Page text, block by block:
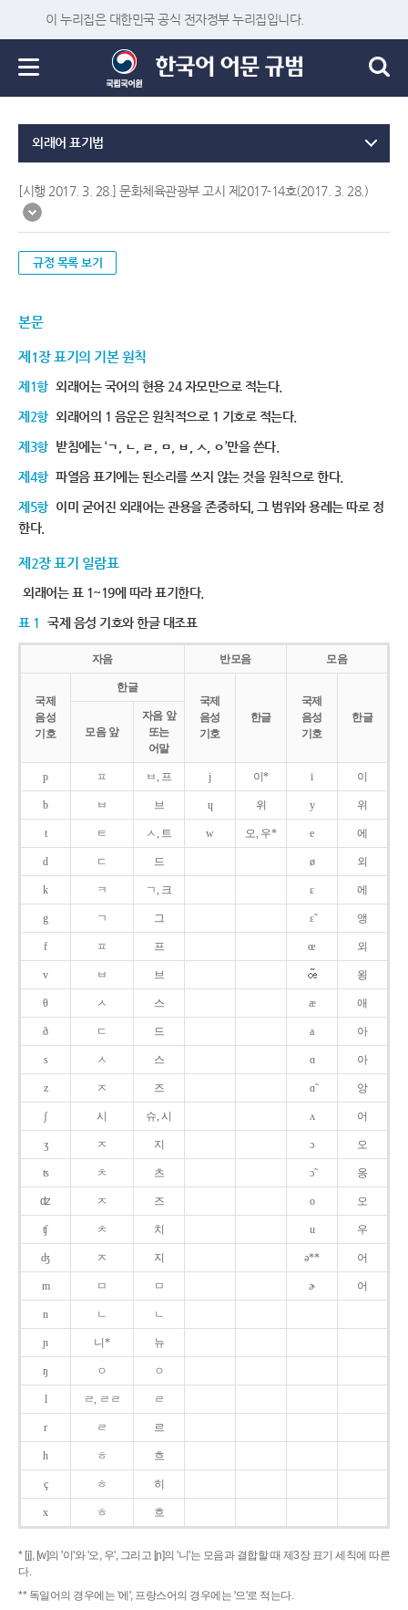
이 누리집은 대한민국 공식 전자정부 누리집입니다.
외래어 표기법
[시행 2017. 3. 28.] 문화체육관광부 고시 제2017-14호(2017. 3. 28.)
규정 목록 보기
본문
제1장 표기의 기본 원칙
제1항 외래어는 국어의 현용 24 자모만으로 적는다.
제2항 외래어의 1 음운은 원칙적으로 1 기호로 적는다.
제3항 받침에는 ‘ㄱ, ㄴ, ㄹ, ㅁ, ㅂ, ㅅ, ㅇ’만을 쓴다.
제4항 파열음 표기에는 된소리를 쓰지 않는 것을 원칙으로 한다.
제5항 이미 굳어진 외래어는 관용을 존중하되, 그 범위와 용례는 따로 정
한다.
제2장 표기 일람표
외래어는 표 1~19에 따라 표기한다.
표 1 국제 음성 기호와 한글 대조표
자음 반모음 모음
국제
음성
기호
한글
국제
음성
기호
한글
국제
음성
기호
한글
모음 앞
자음 앞
또는
어말
p ㅍ ㅂ, 프 j 이* i 이
b ㅂ 브 ɥ 위 y 위
t ㅌ ㅅ, 트 w 오, 우* e 에
d ㄷ 드 ø 외
k ㅋ ㄱ, 크 ɛ 에
g ㄱ 그 ɛ̃ 앵
f ㅍ 프 œ 외
v ㅂ 브 욍
θ ㅅ 스 æ 애
ð ㄷ 드 a 아
s ㅅ 스 ɑ 아
z ㅈ 즈 ɑ̃ 앙
ʃ 시 슈, 시 ʌ 어
ʒ ㅈ 지 ɔ 오
ʦ ㅊ 츠 ɔ̃ 옹
ʣ ㅈ 즈 o 오
ʧ ㅊ 치 u 우
ʤ ㅈ 지 ə** 어
m ㅁ ㅁ ɚ 어
n ㄴ ㄴ
ɲ 니* 뉴
ŋ ㅇ ㅇ
l ㄹ, ㄹㄹ ㄹ
r ㄹ 르
h ㅎ 흐
ç ㅎ 히
x ㅎ 흐
* [j], [w]의 '이'와 '오, 우', 그리고 [ɲ]의 '니'는 모음과 결합할 때 제3장 표기 세칙에 따른
다.
** 독일어의 경우에는 '에', 프랑스어의 경우에는 '으'로 적는다.